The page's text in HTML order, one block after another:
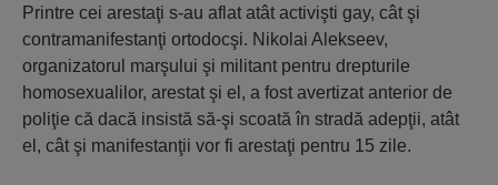
Printre cei arestaţi s-au aflat atât activişti gay, cât şi
contramanifestanţi ortodocşi. Nikolai Alekseev,
organizatorul marşului şi militant pentru drepturile
homosexualilor, arestat şi el, a fost avertizat anterior de
poliţie că dacă insistă să-şi scoată în stradă adepţii, atât
el, cât şi manifestanţii vor fi arestaţi pentru 15 zile.